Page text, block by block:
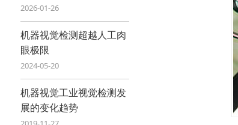
2026-01-26
机器视觉检测超越人工肉
眼极限
2024-05-20
机器视觉工业视觉检测发
展的变化趋势